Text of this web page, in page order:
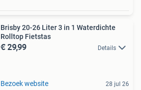
Brisby 20-26 Liter 3 in 1 Waterdichte
Rolltop Fietstas
€ 29,99 Details
Bezoek website 28 jul 26